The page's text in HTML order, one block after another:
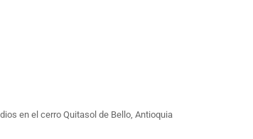
en el cerro Quitasol de Bello, Antioquia